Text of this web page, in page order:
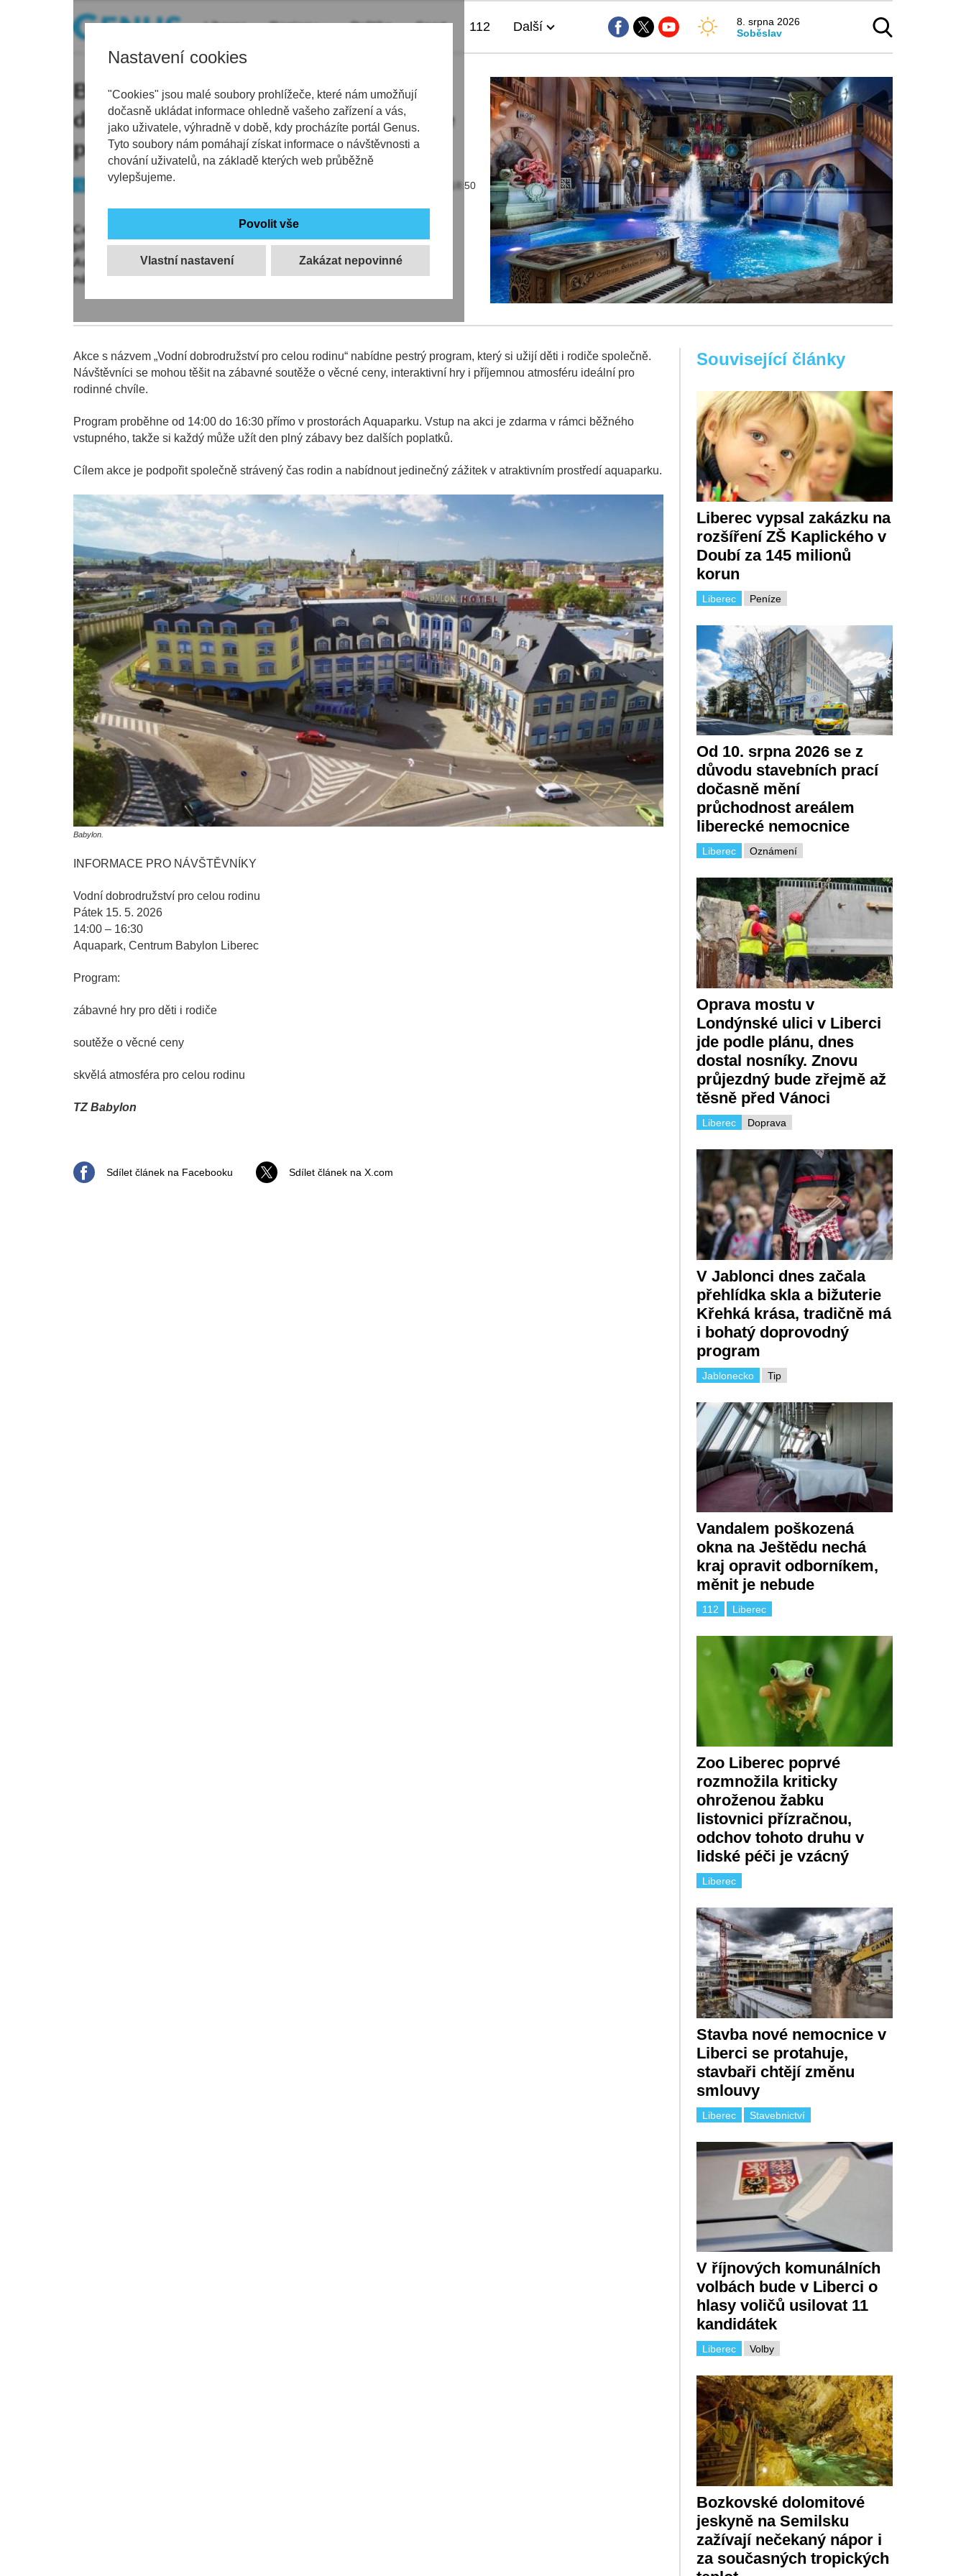
Nastavení cookies
"Cookies" jsou malé soubory prohlížeče, které nám umožňují
dočasně ukládat informace ohledně vašeho zařízení a vás,
jako uživatele, výhradně v době, kdy procházíte portál Genus.
Tyto soubory nám pomáhají získat informace o návštěvnosti a
chování uživatelů, na základě kterých web průběžně
vylepšujeme.
Vlastní nastavení
Liberec Regiony Politika Sport 112 Další
8. srpna 2026
Soběslav
Babylonský aguapark chystá Vodní
dobrodružství pro celou rodinu. Chce
podpořit společně strávený čas
Tip 10.05.2026 | 18:50
Centrum Babylon Liberec pořádá speciální zábavné odpoledne při
příležitosti Mezinárodního dne rodiny. V pátek 15. května 2026 se
Aquapark promění v místo plné her, soutěží a radosti pro malé i velké
návštěvníky.
Akce s názvem „Vodní dobrodružství pro celou rodinu“ nabídne pestrý program, který si užijí děti i rodiče společně.
Návštěvníci se mohou těšit na zábavné soutěže o věcné ceny, interaktivní hry i příjemnou atmosféru ideální pro
rodinné chvíle.
Program proběhne od 14:00 do 16:30 přímo v prostorách Aquaparku. Vstup na akci je zdarma v rámci běžného
vstupného, takže si každý může užít den plný zábavy bez dalších poplatků.
Cílem akce je podpořit společně strávený čas rodin a nabídnout jedinečný zážitek v atraktivním prostředí aquaparku.
Babylon.
INFORMACE PRO NÁVŠTĚVNÍKY
Vodní dobrodružství pro celou rodinu
Pátek 15. 5. 2026
14:00 – 16:30
Aquapark, Centrum Babylon Liberec
Program:
zábavné hry pro děti i rodiče
soutěže o věcné ceny
skvělá atmosféra pro celou rodinu
TZ Babylon
Sdílet článek na Facebooku Sdílet článek na X.com
Související články
Liberec vypsal zakázku na
rozšíření ZŠ Kaplického v
Doubí za 145 milionů
korun
Liberec Peníze
Od 10. srpna 2026 se z
důvodu stavebních prací
dočasně mění
průchodnost areálem
liberecké nemocnice
Liberec Oznámení
Oprava mostu v
Londýnské ulici v Liberci
jde podle plánu, dnes
dostal nosníky. Znovu
průjezdný bude zřejmě až
těsně před Vánoci
Doprava
Liberec
V Jablonci dnes začala
přehlídka skla a bižuterie
Křehká krása, tradičně má
i bohatý doprovodný
program
Jablonecko Tip
Vandalem poškozená
okna na Ještědu nechá
kraj opravit odborníkem,
měnit je nebude
112 Liberec
Zoo Liberec poprvé
rozmnožila kriticky
ohroženou žabku
listovnici přízračnou,
odchov tohoto druhu v
lidské péči je vzácný
Liberec
Stavba nové nemocnice v
Liberci se protahuje,
stavbaři chtějí změnu
smlouvy
Liberec Stavebnictví
V říjnových komunálních
volbách bude v Liberci o
hlasy voličů usilovat 11
kandidátek
Liberec Volby
Bozkovské dolomitové
jeskyně na Semilsku
zažívají nečekaný nápor i
za současných tropických